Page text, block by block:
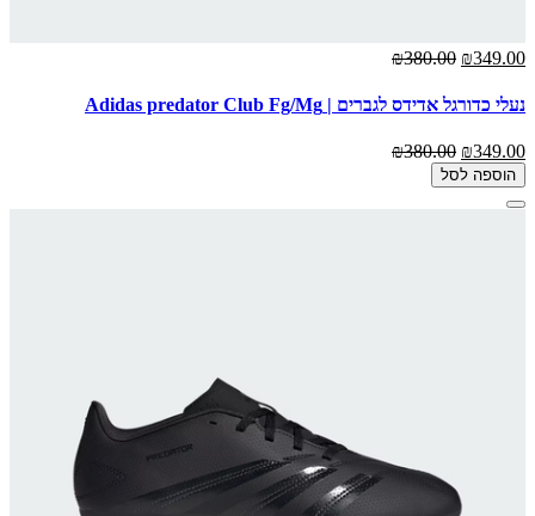
₪349.00
₪380.00
נעלי כדורגל אדידס לגברים | Adidas predator Club Fg/Mg
₪349.00
₪380.00
הוספה לסל